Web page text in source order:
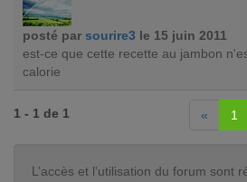
posté par sourire3 le 15 juin 2011
est-ce que cette recette au jambon
calorie
1 - 1 de 1 « 1
L’accès et l’utilisation du forum sont